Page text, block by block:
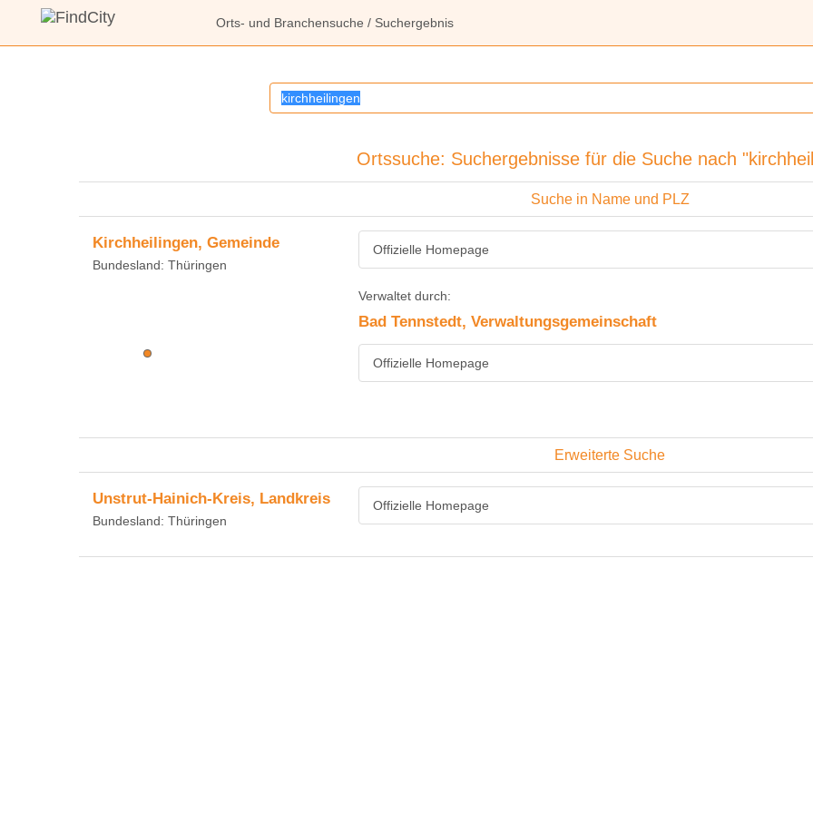
Orts- und Branchensuche / Suchergebnis
Ortssuche: Suchergebnisse für die Suche nach
Suche in Name und PLZ
Kirchheilingen, Gemeinde
Bundesland: Thüringen
Offizielle Homepage
Verwaltet durch:
Bad Tennstedt, Verwaltungsgemeinschaft
Offizielle Homepage
Erweiterte Suche
Unstrut-Hainich-Kreis, Landkreis
Bundesland: Thüringen
Offizielle Homepage